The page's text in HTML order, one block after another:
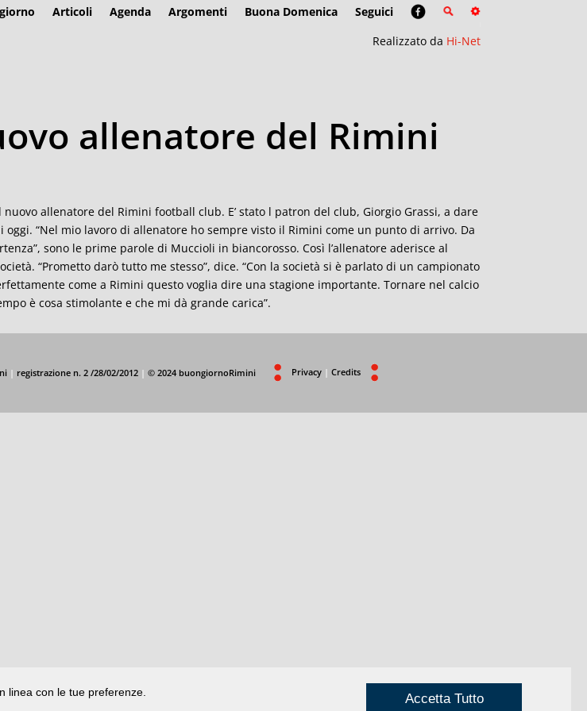
Articoli Agenda Argomenti Buona Domenica
Seguici
Realizzato da Hi-Net
allenatore del Rimini
allenatore del Rimini football club. E’ stato l patron del club, Giorgio Grassi, a dare
oggi. “Nel mio lavoro di allenatore ho sempre visto il Rimini come un punto di arrivo. Da
sono le prime parole di Muccioli in biancorosso. Così l’allenatore aderisce al
“Prometto darò tutto me stesso”, dice. “Con la società si è parlato di un campionato
come a Rimini questo voglia dire una stagione importante. Tornare nel calcio
è cosa stimolante e che mi dà grande carica”.
| registrazione n. 2 /28/02/2012 | © 2024 buongiornoRimini Privacy | Credits
linea con le tue preferenze.
Accetta Tutto